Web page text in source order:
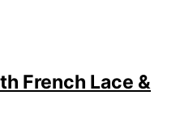
French Lace &